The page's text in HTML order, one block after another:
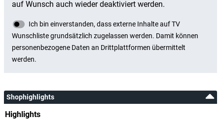
Shophighlights
Highlights